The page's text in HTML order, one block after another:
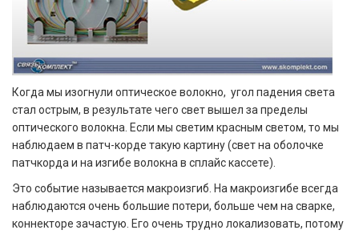
Когда мы изогнули оптическое волокно, угол падения света
стал острым, в результате чего свет вышел за пределы
оптического волокна. Если мы светим красным светом, то мы
наблюдаем в патч-корде такую картину (свет на оболочке
патчкорда и на изгибе волокна в сплайс кассете). ​​​
Это событие называется макроизгиб. На макроизгибе всегда
наблюдаются очень большие потери, больше чем на сварке,
коннекторе зачастую. Его очень трудно локализовать, потому